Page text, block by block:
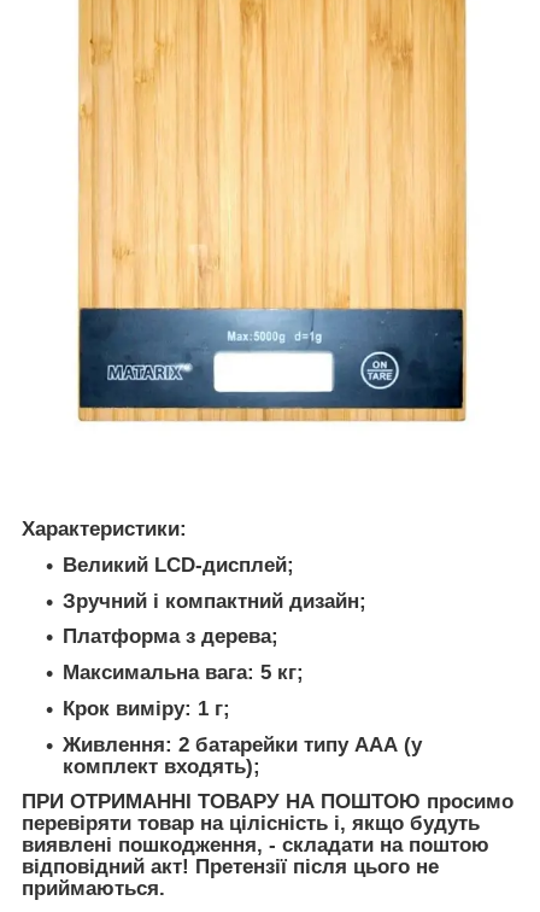
Характеристики:
Великий LCD-дисплей;
Зручний і компактний дизайн;
Платформа з дерева;
Максимальна вага: 5 кг;
Крок виміру: 1 г;
Живлення: 2 батарейки типу ААА (у
комплект входять);
ПРИ ОТРИМАННІ ТОВАРУ НА ПОШТОЮ просимо
перевіряти товар на цілісність і, якщо будуть
виявлені пошкодження, - складати на поштою
відповідний акт! Претензії після цього не
приймаються.